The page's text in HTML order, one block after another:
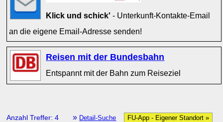
Klick und schick' - Unterkunft-Kontakte-Email
an die eigene Email-Adresse senden!
Reisen mit der Bundesbahn
Entspannt mit der Bahn zum Reiseziel
Anzahl Treffer: 4 » Detail-Suche FU-App - Eigener Standort »